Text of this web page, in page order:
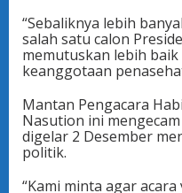
“Sebaliknya lebih
salah satu calon
memutuskan lebih
keanggotaan
Mantan Pengacara
Nasution ini
digelar 2 Desember
politik.
“Kami minta agar